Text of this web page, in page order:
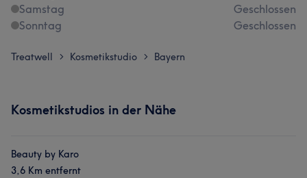
Samstag
Geschlossen
Sonntag
Geschlossen
Treatwell > Kosmetikstudio > Bayern
Kosmetikstudios in der Nähe
Beauty by Karo
3,6 Km entfernt